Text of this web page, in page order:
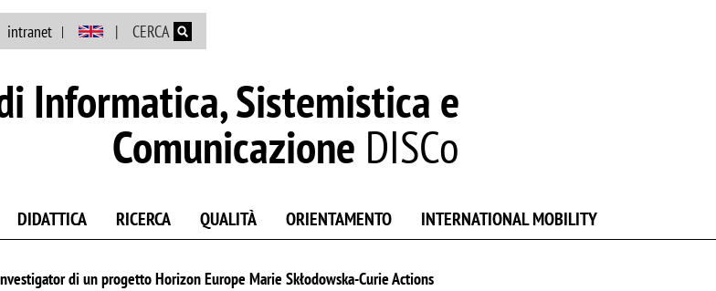
Salta al contenuto principale
intranet CERCA
Informatica, Sistemistica e
Comunicazione DISCo
DIDATTICA RICERCA QUALITÀ ORIENTAMENTO INTERNATIONAL MOBILITY
di un progetto Horizon Europe Marie Skłodowska-Curie Actions